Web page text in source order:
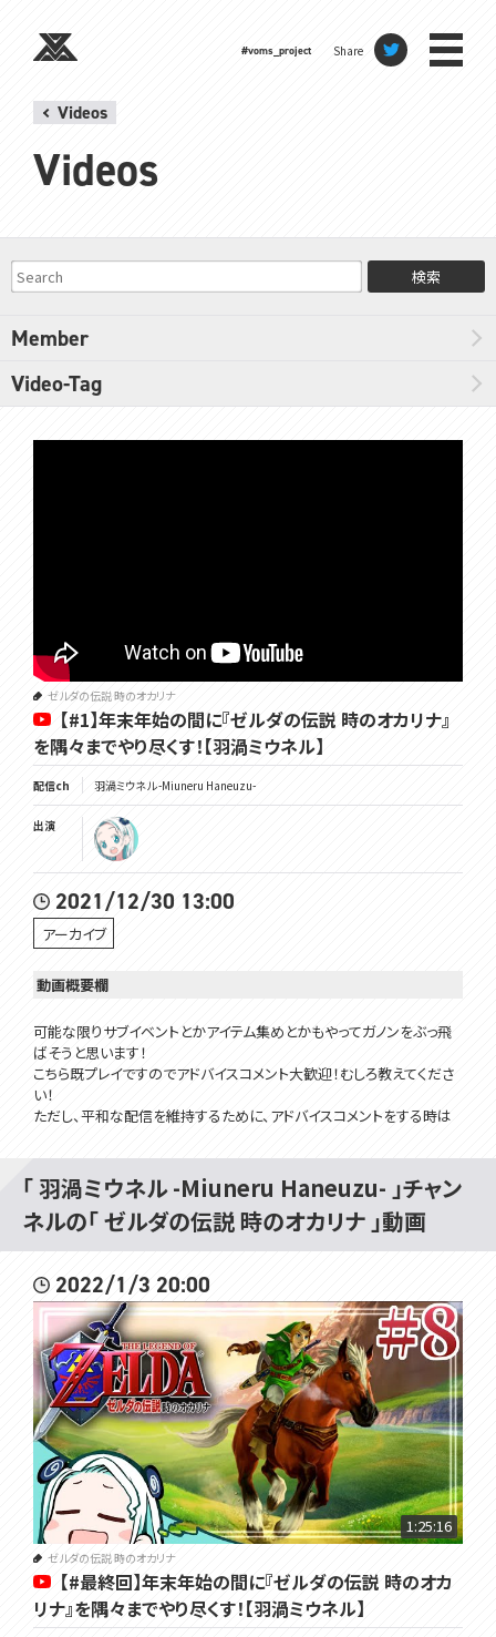
#voms_project Share
Videos
Videos
検索
Member
Video-Tag
ゼルダの伝説 時のオカリナ
【#1】年末年始の間に『ゼルダの伝説 時のオカリナ』
を隅々までやり尽くす！【羽渦ミウネル】
配信ch 羽渦ミウネル -Miuneru Haneuzu-
出演
2021/12/30 13:00
アーカイブ
動画概要欄
可能な限りサブイベントとかアイテム集めとかもやってガノンをぶっ飛
ばそうと思います！
こちら既プレイですのでアドバイスコメント大歓迎！むしろ教えてくださ
い！
ただし、平和な配信を維持するために、アドバイスコメントをする時は
次：https://youtu.be/uRA1j1OQE70
時オカ再生リスト：https://youtube.com/playlist?list=PLC0194KMxF
n2IKORZ1s3mZw9rtPBWawA0
https://www.youtube.com/c/SafuWorks
✿･･･････････････････････････････✿
ミウネルからのお願い
✿誰かを傷つけたり不快にさせる可能性のあるコメントをしないでく
ださい！みんなで楽しい配信を作ろう！
✿配信と関係のない方のお名前を出さないでください！ご迷惑をおか
けしてしまうかもしれません！
✿この配信でのネタを他の配信へ、他の配信のネタをこの配信に持ち
込まないでください！身内ネタは身内とだけ！
✿ネタバレや匂わせコメントは禁止です！初見の驚きを私にも味わわ
せてください！
「 羽渦ミウネル -Miuneru Haneuzu- 」チャン
ネルの「 ゼルダの伝説 時のオカリナ 」動画
2022/1/3 20:00
1:25:16
ゼルダの伝説 時のオカリナ
【#最終回】年末年始の間に『ゼルダの伝説 時のオカ
リナ』を隅々までやり尽くす！【羽渦ミウネル】